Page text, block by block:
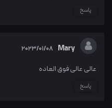
پاسخ
Mary
2023/01/08
عالی عالی فوق العاده
پاسخ